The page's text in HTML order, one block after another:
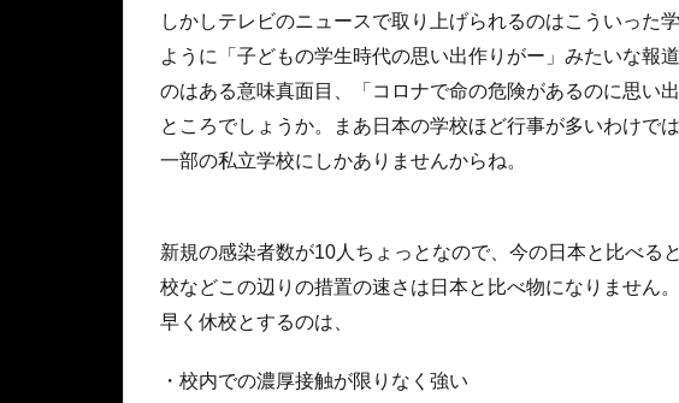
しかしテレビのニュースで取り上げられるのはこういった
ように「子どもの学生時代の思い出作りがー」みたいな報
のはある意味真面目、「コロナで命の危険があるのに思い
ところでしょうか。まあ日本の学校ほど行事が多いわけで
一部の私立学校にしかありませんからね。
新規の感染者数が10人ちょっとなので、今の日本と比べる
校などこの辺りの措置の速さは日本と比べ物になりません
早く休校とするのは、
・校内での濃厚接触が限りなく強い